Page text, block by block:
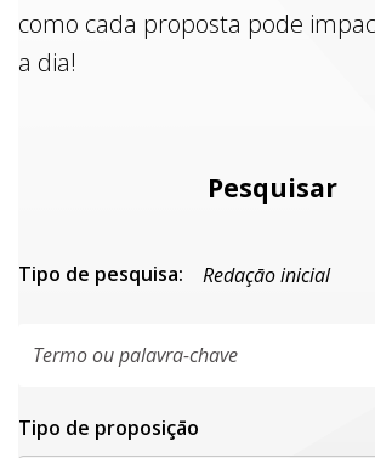
como cada proposta pode
a dia!
Pesquisar
Tipo de pesquisa:
Tipo de proposiçāo